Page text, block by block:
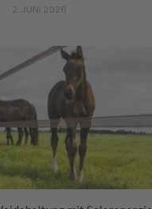
2. JUNI 2026